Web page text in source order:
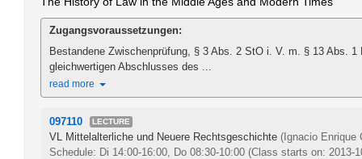
Zugangsvoraussetzungen:
Bestandene Zwischenprüfung, § 3 Abs. 2 StO i. V. m. § 13 Abs. 1
gleichwertigen Abschlusses des ...
read more
097110 LECTURE
VL Mittelalterliche und Neuere Rechtsgeschichte (Ignacio Enrique
Schedule: Di 14:00-16:00, Do 08:30-10:00 (Class starts on: 2013-